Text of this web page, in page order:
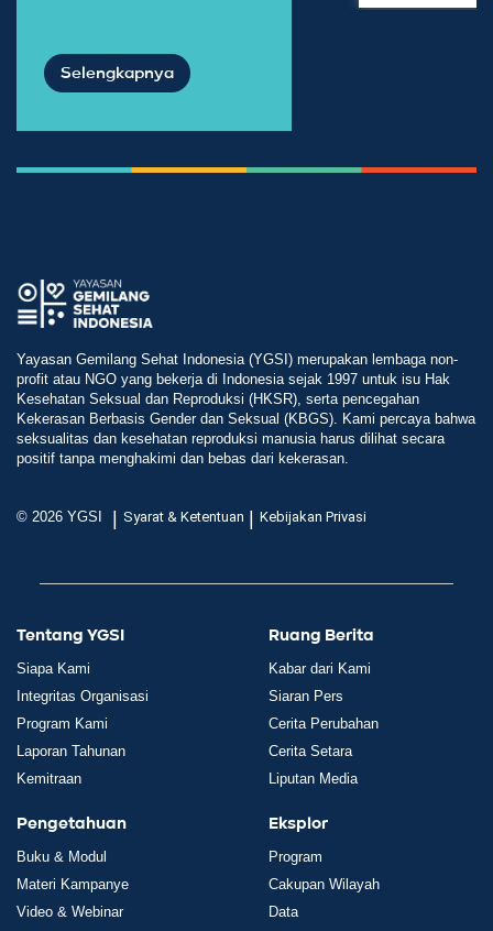
Selengkapnya
Yayasan Gemilang Sehat Indonesia (YGSI) merupakan lembaga non-
profit atau NGO yang bekerja di Indonesia sejak 1997 untuk isu Hak
Kesehatan Seksual dan Reproduksi (HKSR), serta pencegahan
Kekerasan Berbasis Gender dan Seksual (KBGS). Kami percaya bahwa
seksualitas dan kesehatan reproduksi manusia harus dilihat secara
positif tanpa menghakimi dan bebas dari kekerasan.
© 2026 YGSI | Syarat & Ketentuan | Kebijakan Privasi
Tentang YGSI
Siapa Kami
Integritas Organisasi
Program Kami
Laporan Tahunan
Kemitraan
Ruang Berita
Kabar dari Kami
Siaran Pers
Cerita Perubahan
Cerita Setara
Liputan Media
Pengetahuan
Buku & Modul
Materi Kampanye
Video & Webinar
Eksplor
Program
Cakupan Wilayah
Data